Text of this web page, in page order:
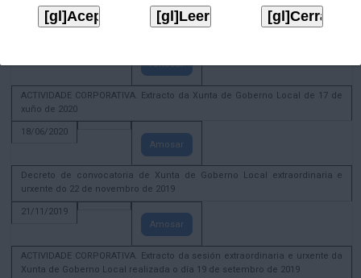
ACTIVIDADE CORPORATIVA. Extracto do Pleno ordinario de data 2.7.2020
Amosar
ACTIVIDADE CORPORATIVA. Extracto da Xunta de Goberno Local de 17 de
xuño de 2020
18/06/2020
Amosar
Decreto de convocatoria de Xunta de Goberno Local extraordinaria e
urxente do 22 de novembro de 2019
21/11/2019
Amosar
ACTIVIDADE CORPORATIVA. Extracto da sesión extraordinaria e urxente da
Xunta de Goberno Local realizada o día 19 de setembro de 2019